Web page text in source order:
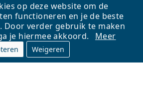
op deze website om de
functioneren en je de beste
Door verder gebruik te maken
je hiermee akkoord.
Meer
Weigeren
de homepagina
Ga omhoog
en wordt beheerd door Lentiamo s.r.o.,
Hier al 18 jaar voor jou.